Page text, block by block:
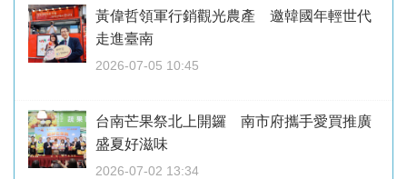
黃偉哲領軍行銷觀光農產 邀韓國年輕世代
走進臺南
2026-07-05 10:45
台南芒果祭北上開鑼 南市府攜手愛買推廣
盛夏好滋味
2026-07-02 13:34